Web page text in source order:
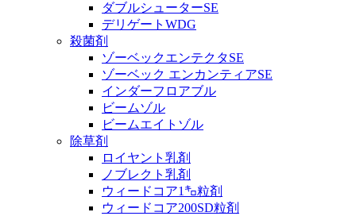
ダブルシューターSE
デリゲートWDG
殺菌剤
ゾーベックエンテクタSE
ゾーベック エンカンティアSE
インダーフロアブル
ビームゾル
ビームエイトゾル
除草剤
ロイヤント乳剤
ノブレクト乳剤
ウィードコア1㌔粒剤
ウィードコア200SD粒剤